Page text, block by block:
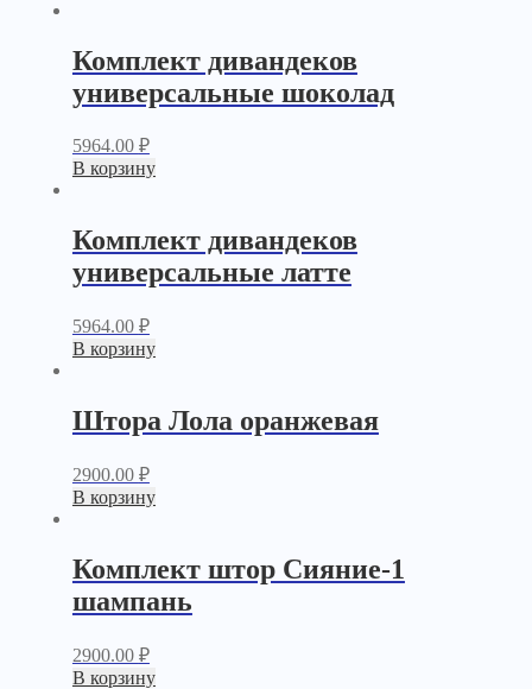
Комплект дивандеков
универсальные шоколад
5964.00 ₽
В корзину
Комплект дивандеков
универсальные латте
5964.00 ₽
В корзину
Штора Лола оранжевая
2900.00 ₽
В корзину
Комплект штор Сияние-1
шампань
2900.00 ₽
В корзину